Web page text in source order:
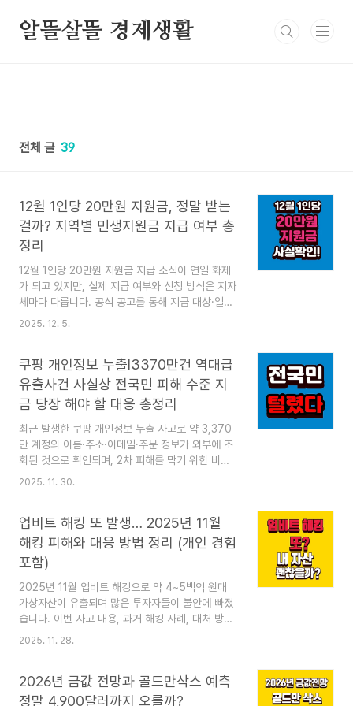
알뜰살뜰 경제생활
전체 글 39
12월 1인당 20만원 지원금, 정말 받는
걸까? 지역별 민생지원금 지급 여부 총
정리
12월 1인당 20만원 지원금 지급 소식이 연일 화제
가 되고 있지만, 실제 지급 여부와 신청 방식은 지자
체마다 다릅니다. 공식 공고를 통해 지급 대상·일정·
신청 방법을 정확하게 확인하는 것이 가장 중요합니
소식이 크게 확산되고 있습니다. 하지만 모든 지역
이 동일하게 지급하는 것이 아니며, 지자체별 예산
규모·지원 정책에 따라 지급 대상·금액·시기·신청 방
식이 모두 다릅니다. 이 때문에 많은 사람들이 헷갈
리고 있으며, 잘못된 정보가 공유되는 사례도 적지
않습니다.이 글에서는 현재까지 공개된 내용과 확인
해야 할 핵심 요소를 정리하여 혼란을 줄이고, 각자
2025. 12. 5.
쿠팡 개인정보 누출l3370만건 역대급
유출사건 사실상 전국민 피해 수준 지
금 당장 해야 할 대응 총정리
최근 발생한 쿠팡 개인정보 누출 사고로 약 3,370
만 계정의 이름·주소·이메일·주문 정보가 외부에 조
회된 것으로 확인되며, 2차 피해를 막기 위한 비밀
번호 변경·피싱 주의·KISA 신고 등 즉각적인 대응이
음에는 4,500명 규모의 무단 조회 사고로 알려졌
으나, 이후 조사 결과 약 3,370만 계정이 노출된
것으로 확인되면서 사실상 대부분의 쿠팡 이용자 데
이터가 외부에 노출된 셈입니다.많은 소비자들이 지
금 당장 무엇을 해야 안전한지 혼란스러워하는 상황
입니다.이 글에서는 사고 개요부터 피해 가능성, 그
리고 반드시 해야 할 대응 체크리스트까지 정리했습
2025. 11. 30.
업비트 해킹 또 발생… 2025년 11월
해킹 피해와 대응 방법 정리 (개인 경험
포함)
2025년 11월 업비트 해킹으로 약 4~5백억 원대
가상자산이 유출되며 많은 투자자들이 불안에 빠졌
습니다. 이번 사고 내용, 과거 해킹 사례, 대처 방법,
그리고 개인 경험을 포함해 정리했습니다. 2025년
개 코인이 외부 지갑으로 빠져나가며 피해 규모는
약 4~5백억 원대로 추정되고 있습니다. 업비트는
2025. 11. 28.
2026년 금값 전망과 골드만삭스 예측
정말 4,900달러까지 오를까?